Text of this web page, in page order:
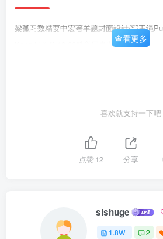
梁孤习数精要中宏著羊题封面設計/部玉绳
Kong H.K.S 13.00科举周書出版公司
查看更多
喜欢就支持一下吧
点赞12 分享
sishuge
1.8W+ 2